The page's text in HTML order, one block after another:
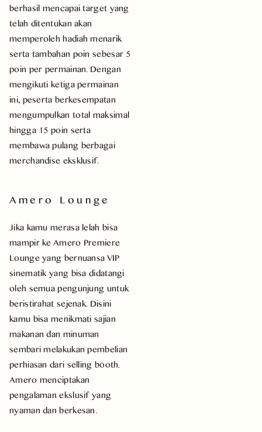
berhasil mencapai target yang
telah ditentukan akan
memperoleh hadiah menarik
serta tambahan poin sebesar 5
poin per permainan. Dengan
mengikuti ketiga permainan
ini, peserta berkesempatan
mengumpulkan total maksimal
hingga 15 poin serta
membawa pulang berbagai
merchandise eksklusif.
Amero Lounge
Jika kamu merasa lelah bisa
mampir ke Amero Premiere
Lounge yang bernuansa VIP
sinematik yang bisa didatangi
oleh semua pengunjung untuk
beristirahat sejenak. Disini
kamu bisa menikmati sajian
makanan dan minuman
sembari melakukan pembelian
perhiasan dari selling booth.
Amero menciptakan
pengalaman ekslusif yang
nyaman dan berkesan.